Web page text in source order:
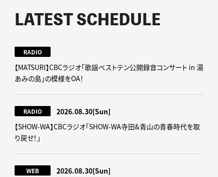
LATEST SCHEDULE
RADIO
【MATSURI】CBCラジオ「歌謡ベストテン公開録音コンサート in 湯
あみの島」の模様をOA！
RADIO 2026.08.30[Sun]
【SHOW-WA】CBCラジオ｢SHOW-WA寺田&青山の青春時代を取
り戻せ！｣
WEB 2026.08.30[Sun]